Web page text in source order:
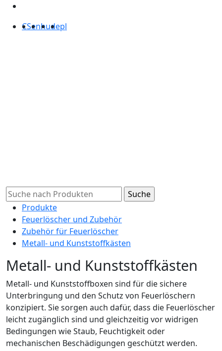
CSenhudepl
Produkte
Feuerlöscher und Zubehör
Zubehör für Feuerlöscher
Metall- und Kunststoffkästen
Metall- und Kunststoffkästen
Metall- und Kunststoffboxen sind für die sichere
Unterbringung und den Schutz von Feuerlöschern
konzipiert. Sie sorgen auch dafür, dass die Feuerlöscher
leicht zugänglich sind und gleichzeitig vor widrigen
Bedingungen wie Staub, Feuchtigkeit oder
mechanischen Beschädigungen geschützt werden.